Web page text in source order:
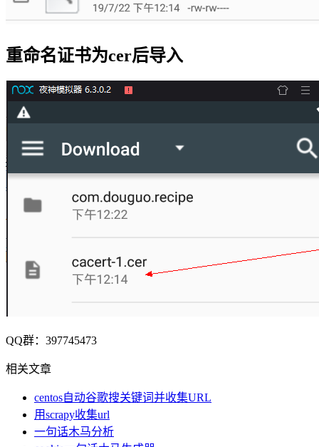
重命名证书为cer后导入
QQ群：397745473
相关文章
centos自动谷歌搜关键词并收集URL
用scrapy收集url
一句话木马分析